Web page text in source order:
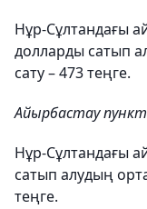
Нұр-Сұлтандағы
долларды сатып
сату – 473 теңге.
Айырбастау
Нұр-Сұлтандағы
сатып алудың
теңге.